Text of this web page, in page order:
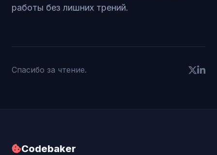
работы без лишних трений.
Спасибо за чтение.
Codebaker